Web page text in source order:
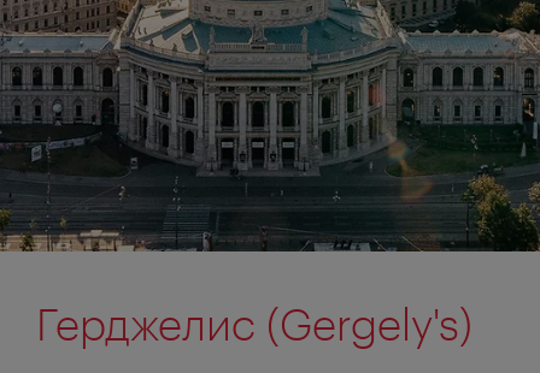
Герджелис (Gergely's)